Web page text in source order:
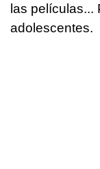
las películas...
adolescentes.